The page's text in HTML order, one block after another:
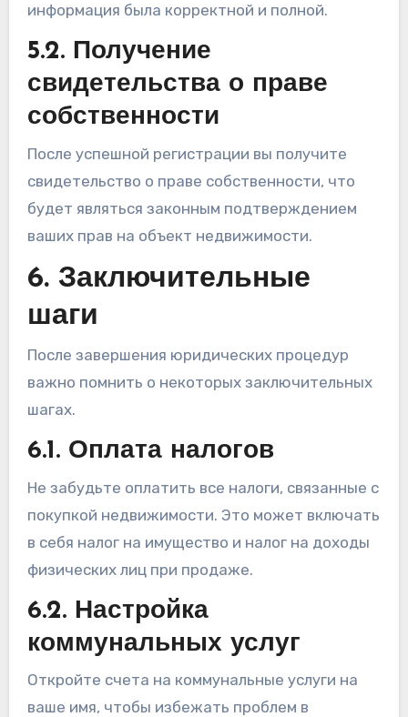
информация была корректной и полной.
5.2. Получение
свидетельства о праве
собственности
После успешной регистрации вы получите
свидетельство о праве собственности, что
будет являться законным подтверждением
ваших прав на объект недвижимости.
6. Заключительные
шаги
После завершения юридических процедур
важно помнить о некоторых заключительных
шагах.
6.1. Оплата налогов
Не забудьте оплатить все налоги, связанные с
покупкой недвижимости. Это может включать
в себя налог на имущество и налог на доходы
физических лиц при продаже.
6.2. Настройка
коммунальных услуг
Откройте счета на коммунальные услуги на
ваше имя, чтобы избежать проблем в